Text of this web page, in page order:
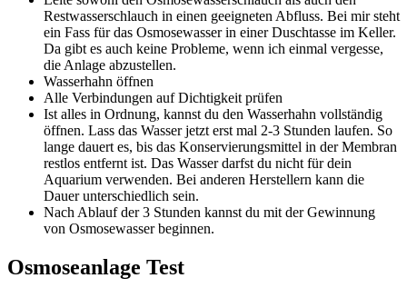
Restwasserschlauch in einen geeigneten Abfluss. Bei mir steht
ein Fass für das Osmosewasser in einer Duschtasse im Keller.
Da gibt es auch keine Probleme, wenn ich einmal vergesse,
die Anlage abzustellen.
Wasserhahn öffnen
Alle Verbindungen auf Dichtigkeit prüfen
Ist alles in Ordnung, kannst du den Wasserhahn vollständig
öffnen. Lass das Wasser jetzt erst mal 2-3 Stunden laufen. So
lange dauert es, bis das Konservierungsmittel in der Membran
restlos entfernt ist. Das Wasser darfst du nicht für dein
Aquarium verwenden. Bei anderen Herstellern kann die
Dauer unterschiedlich sein.
Nach Ablauf der 3 Stunden kannst du mit der Gewinnung
von Osmosewasser beginnen.
Osmoseanlage Test